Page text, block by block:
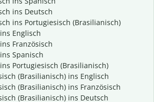
ins Deutsch
ins Portugiesisch (Brasilianisch)
Englisch
Französisch
Spanisch
Portugiesisch (Brasilianisch)
(Brasilianisch) ins Englisch
(Brasilianisch) ins Französisch
(Brasilianisch) ins Deutsch